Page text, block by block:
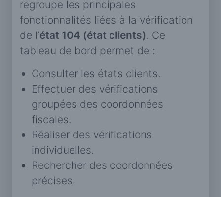
regroupe les principales
fonctionnalités liées à la vérification
de l’état 104 (état clients). Ce
tableau de bord permet de :
Consulter les états clients.
Effectuer des vérifications
groupées des coordonnées
fiscales.
Réaliser des vérifications
individuelles.
Rechercher des coordonnées
précises.